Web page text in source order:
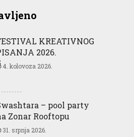
KREATIVNOG
2026.
4. kolovoza 2026.
– pool party
Zonar Rooftopu
31. srpnja 2026.